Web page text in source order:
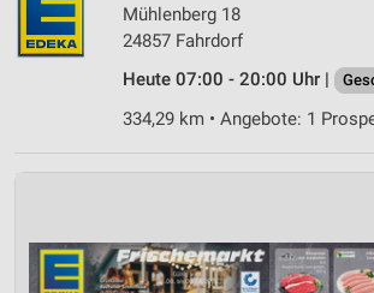
Mühlenberg 18
24857 Fahrdorf
Heute 07:00 - 20:00 Uhr |
334,29 km • Angebote: 1